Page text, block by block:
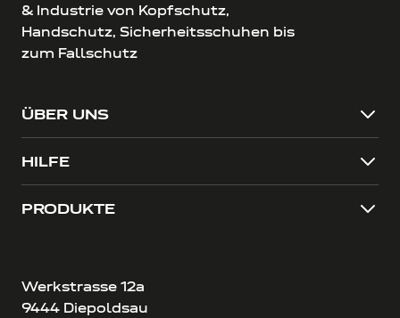
& Industrie von Kopfschutz,
Handschutz, Sicherheitsschuhen bis
zum Fallschutz
ÜBER UNS
HILFE
PRODUKTE
Werkstrasse 12a
9444 Diepoldsau